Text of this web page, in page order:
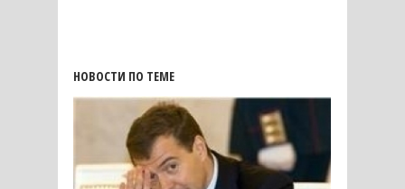
НОВОСТИ ПО ТЕМЕ